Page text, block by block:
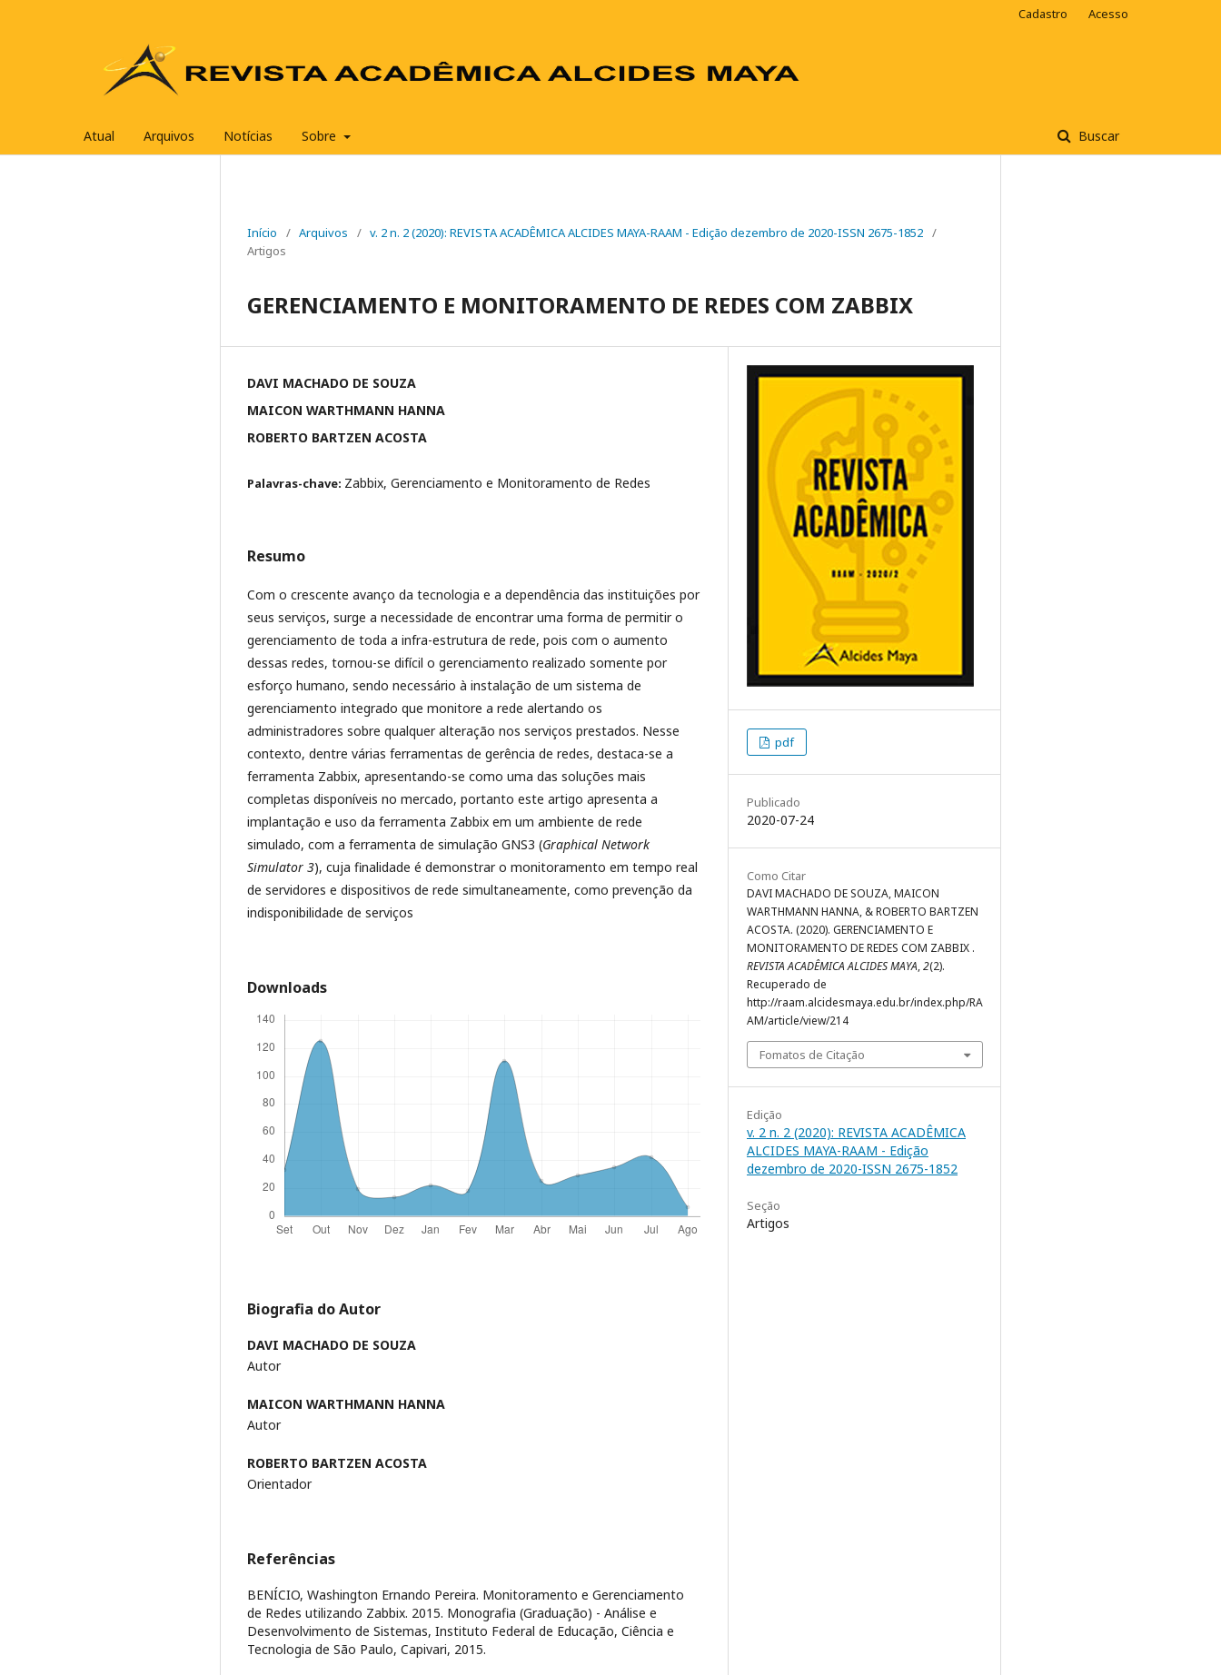
Atual Arquivos Notícias Sobre Buscar
Cadastro Acesso
Início / Arquivos / v. 2 n. 2 (2020): REVISTA ACADÊMICA ALCIDES MAYA-RAAM - Edição dezembro de 2020-ISSN 2675-1852 /
Artigos
GERENCIAMENTO E MONITORAMENTO DE REDES COM ZABBIX
DAVI MACHADO DE SOUZA
MAICON WARTHMANN HANNA
ROBERTO BARTZEN ACOSTA
Palavras-chave: Zabbix, Gerenciamento e Monitoramento de Redes
Resumo
Com o crescente avanço da tecnologia e a dependência das instituições por
seus serviços, surge a necessidade de encontrar uma forma de permitir o
gerenciamento de toda a infra-estrutura de rede, pois com o aumento
dessas redes, tornou-se difícil o gerenciamento realizado somente por
esforço humano, sendo necessário à instalação de um sistema de
gerenciamento integrado que monitore a rede alertando os
administradores sobre qualquer alteração nos serviços prestados. Nesse
contexto, dentre várias ferramentas de gerência de redes, destaca-se a
ferramenta Zabbix, apresentando-se como uma das soluções mais
completas disponíveis no mercado, portanto este artigo apresenta a
implantação e uso da ferramenta Zabbix em um ambiente de rede
simulado, com a ferramenta de simulação GNS3 (Graphical Network
Simulator 3), cuja finalidade é demonstrar o monitoramento em tempo real
de servidores e dispositivos de rede simultaneamente, como prevenção da
indisponibilidade de serviços
Downloads
Biografia do Autor
DAVI MACHADO DE SOUZA
Autor
MAICON WARTHMANN HANNA
Autor
ROBERTO BARTZEN ACOSTA
Orientador
Referências
BENÍCIO, Washington Ernando Pereira. Monitoramento e Gerenciamento
de Redes utilizando Zabbix. 2015. Monografia (Graduação) - Análise e
Desenvolvimento de Sistemas, Instituto Federal de Educação, Ciência e
Tecnologia de São Paulo, Capivari, 2015.
pdf
Publicado
2020-07-24
Como Citar
DAVI MACHADO DE SOUZA, MAICON
WARTHMANN HANNA, & ROBERTO BARTZEN
ACOSTA. (2020). GERENCIAMENTO E
MONITORAMENTO DE REDES COM ZABBIX .
REVISTA ACADÊMICA ALCIDES MAYA,2(2).
Recuperado de
http://raam.alcidesmaya.edu.br/index.php/RA
AM/article/view/214
Fomatos de Citação
Edição
v. 2 n. 2 (2020): REVISTA ACADÊMICA
ALCIDES MAYA-RAAM - Edição
dezembro de 2020-ISSN 2675-1852
Seção
Artigos